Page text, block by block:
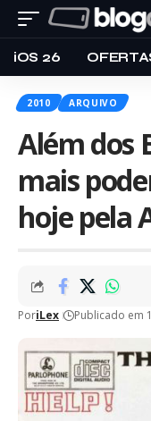
iOS 26
2010 ARQUIVO
Além dos
mais
hoje pela
PoriLex Publicado em